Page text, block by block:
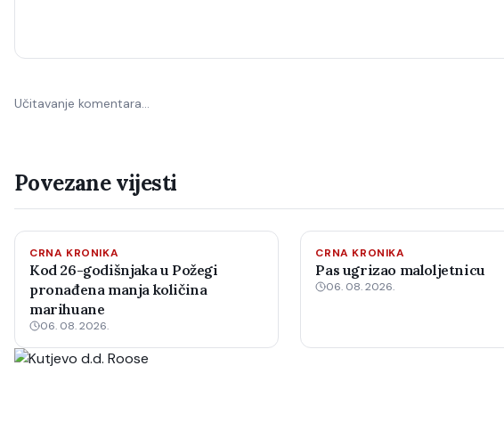
Učitavanje komentara…
Povezane vijesti
CRNA KRONIKA
Kod 26-godišnjaka u Požegi
pronađena manja količina
marihuane
06. 08. 2026.
CRNA KRONIKA
Pas ugrizao maloljetnicu
06. 08. 2026.